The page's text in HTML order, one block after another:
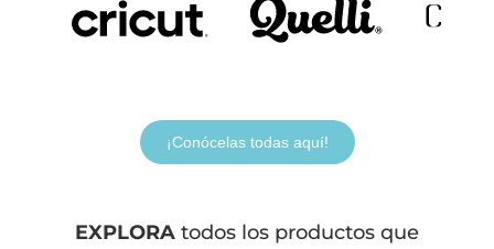
¡Conócelas todas aquí!
EXPLORA todos los productos que